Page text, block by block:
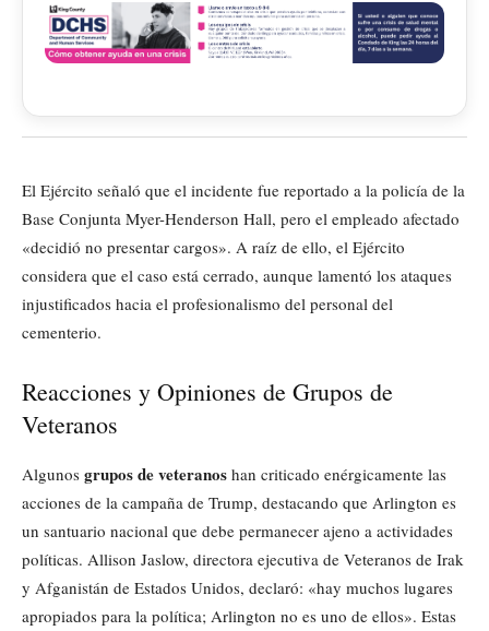
El Ejército señaló que el incidente fue reportado a la policía de la
Base Conjunta Myer-Henderson Hall, pero el empleado afectado
«decidió no presentar cargos». A raíz de ello, el Ejército
considera que el caso está cerrado, aunque lamentó los ataques
injustificados hacia el profesionalismo del personal del
cementerio.
Reacciones y Opiniones de Grupos de
Veteranos
Algunos grupos de veteranos han criticado enérgicamente las
acciones de la campaña de Trump, destacando que Arlington es
un santuario nacional que debe permanecer ajeno a actividades
políticas. Allison Jaslow, directora ejecutiva de Veteranos de Irak
y Afganistán de Estados Unidos, declaró: «hay muchos lugares
apropiados para la política; Arlington no es uno de ellos». Estas